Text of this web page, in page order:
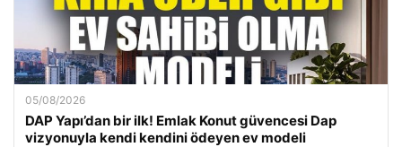
05/08/2026
DAP Yapı’dan bir ilk! Emlak Konut güvencesi Dap
vizyonuyla kendi kendini ödeyen ev modeli